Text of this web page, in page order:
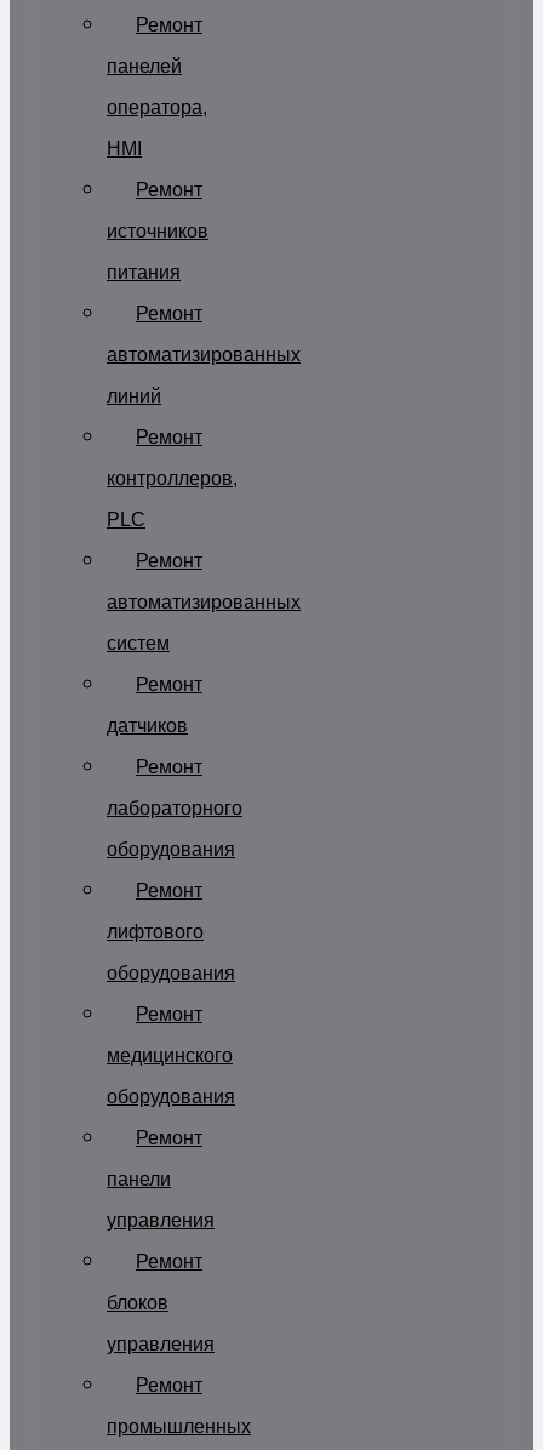
Ремонт
панелей
оператора,
HMI
Ремонт
источников
питания
Ремонт
автоматизированных
линий
Ремонт
контроллеров,
PLC
Ремонт
автоматизированных
систем
Ремонт
датчиков
Ремонт
лабораторного
оборудования
Ремонт
лифтового
оборудования
Ремонт
медицинского
оборудования
Ремонт
панели
управления
Ремонт
блоков
управления
Ремонт
промышленных